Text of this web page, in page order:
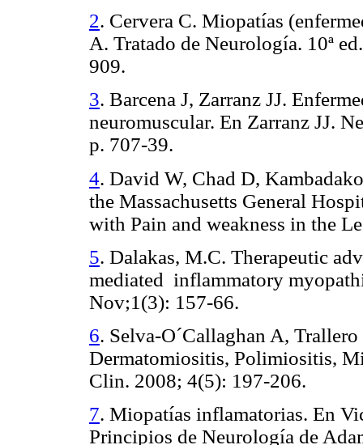
2. Cervera C. Miopatías
A. Tratado de Neurología. 10ª ed
909.
3. Barcena J, Zarranz JJ.
neuromuscular. En Zarranz JJ.
p. 707-39.
4. David W, Chad D,
the Massachusetts General
with Pain and weakness in the
5. Dalakas, M.C. Therapeutic
mediated inflammatory
Nov;1(3): 157-66.
6. Selva-O´Callaghan A, Trallero
Dermatomiositis, Polimiositis,
Clin. 2008; 4(5): 197-206.
7. Miopatías inflamatorias. En
Principios de Neurología de